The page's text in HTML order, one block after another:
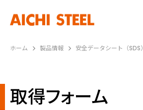
ホーム 製品情報 安全データシート（SDS）
取得フォーム